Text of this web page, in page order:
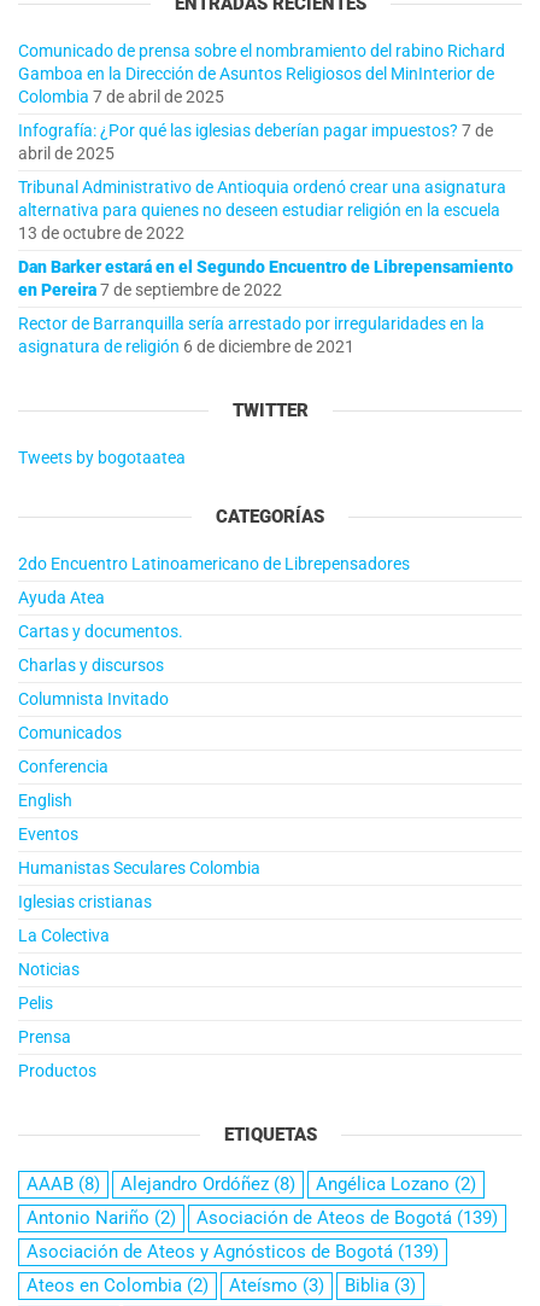
Comunicado de prensa sobre el nombramiento del rabino Richard
Gamboa en la Dirección de Asuntos Religiosos del MinInterior de
Colombia 7 de abril de 2025
Infografía: ¿Por qué las iglesias deberían pagar impuestos? 7 de
abril de 2025
Tribunal Administrativo de Antioquia ordenó crear una asignatura
alternativa para quienes no deseen estudiar religión en la escuela
13 de octubre de 2022
Dan Barker estará en el Segundo Encuentro de Librepensamiento
en Pereira7 de septiembre de 2022
Rector de Barranquilla sería arrestado por irregularidades en la
asignatura de religión 6 de diciembre de 2021
TWITTER
Tweets by bogotaatea
CATEGORÍAS
2do Encuentro Latinoamericano de Librepensadores
Ayuda Atea
Cartas y documentos.
Charlas y discursos
Columnista Invitado
Comunicados
Conferencia
English
Eventos
Humanistas Seculares Colombia
Iglesias cristianas
La Colectiva
Noticias
Pelis
Prensa
Productos
ETIQUETAS
AAAB (8) Alejandro Ordóñez (8) Angélica Lozano (2)
Antonio Nariño (2) Asociación de Ateos de Bogotá (139)
Asociación de Ateos y Agnósticos de Bogotá (139)
Ateos en Colombia (2) Ateísmo (3) Biblia (3)